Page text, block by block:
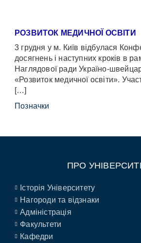
РОЗВИТОК МЕДИЧНОЇ ОСВІТИ
3 грудня у м. Київ відбулася
досягнень і наступних кроків в
Наглядової ради Україно-
«Розвиток медичної освіти».
[…]
Позначки
ПРО
Історія Університету
Нагороди та відзнаки
Адміністрація
Факультети
Кафедри